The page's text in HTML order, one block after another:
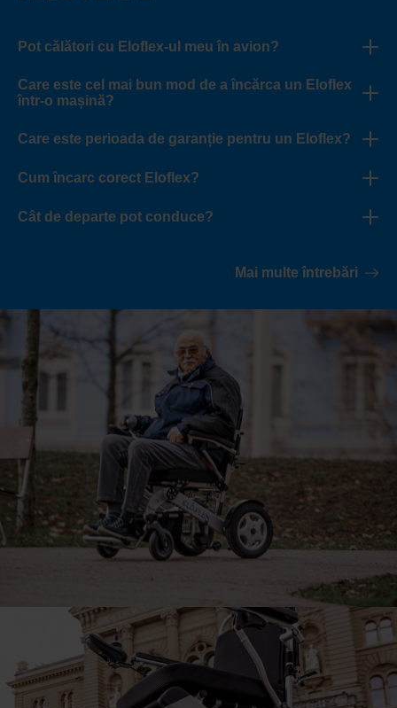
Pot călători cu Eloflex-ul meu în avion?
Care este cel mai bun mod de a încărca un Eloflex
într-o mașină?
Care este perioada de garanție pentru un Eloflex?
Cum încarc corect Eloflex?
Cât de departe pot conduce?
Mai multe întrebări